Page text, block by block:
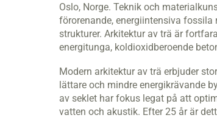
Oslo, Norge. Teknik och
förorenande, energiintensiva
strukturer. Arkitektur av trä är
energitunga, koldioxidberoende
Modern arkitektur av trä erbjuder
lättare och mindre energikrävande
av seklet har fokus legat på att
vatten och akustik. Efter 25 år är